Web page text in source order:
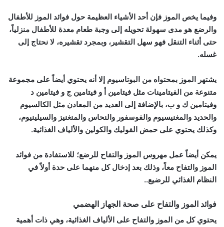
وفيما يخص الموز فإن أحد الأشياء العظيمة حول فوائد الموز للأطفال
والرضع هو مدى سهولة تحويله إلى وجبة طعام معدة للأطفال منزلياً،
حتى أثناء التنقل فهو سهل التقشير، وبمجرد تقشيره، لا نحتاج إلى
غسله.
يشتهر الموز بمحتواه من البوتاسيوم إلا أنه يحتوي أيضاً على مجموعة
متنوعة من الفيتامينات مثل فيتامين أ و فيتامين ج و فيتامين د
وفيتامين ك و ب، بالإضافة إلى العديد من المعادن مثل الكالسيوم
والحديد والمغنيسيوم والفوسفور والنحاس والمنغنيز والسيلينيوم،
وكذلك يحتوي على حمض الفوليك والكولين والألياف الغذائية.
يمكن أيضاً عمل مهروس الموز والتفاح للرضع؛ للاستفادة من فوائد
الموز والتفاح معاً، وذلك بعد إدخال كل منهما على حدة أولاً في
النظام الغذائي للرضيع..
فوائد الموز والتفاح على صحة الجهاز الهضمي
يحتوي كل من الموز والتفاح على الألياف الغذائية، وهي ذات أهمية